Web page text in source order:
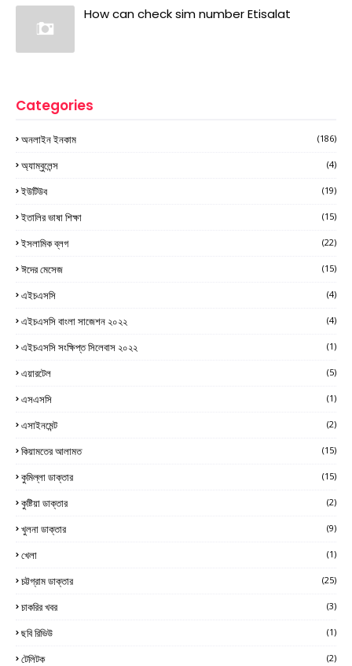
How can check sim number Etisalat
Categories
অনলাইন ইনকাম (186)
অ্যাম্বুলেন্স (4)
ইউটিউব (19)
ইতালির ভাষা শিক্ষা (15)
ইসলামিক ব্লগ (22)
ঈদের মেসেজ (15)
এইচএসসি (4)
এইচএসসি বাংলা সাজেশন ২০২২ (4)
এইচএসসি সংক্ষিপ্ত সিলেবাস ২০২২ (1)
এয়ারটেল (5)
এসএসসি (1)
এসাইনমেন্ট (2)
কিয়ামতের আলামত (15)
কুমিল্লা ডাক্তার (15)
কুষ্টিয়া ডাক্তার (2)
খুলনা ডাক্তার (9)
খেলা (1)
চট্টগ্রাম ডাক্তার (25)
চাকরির খবর (3)
ছবি রিভিউ (1)
টেলিটক (2)